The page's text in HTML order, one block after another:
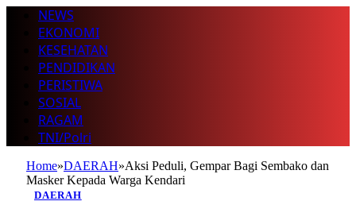
NEWS
EKONOMI
KESEHATAN
PENDIDIKAN
PERISTIWA
SOSIAL
RAGAM
TNI/Polri
Home»DAERAH»Aksi Peduli, Gempar Bagi Sembako dan
Masker Kepada Warga Kendari
DAERAH